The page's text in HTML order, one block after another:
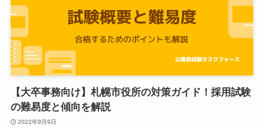
【大卒事務向け】札幌市役所の対策ガイド！採用試験
の難易度と傾向を解説
2022年9月9日